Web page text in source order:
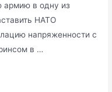
армию в одну из
НАТО
напряженности с
в …